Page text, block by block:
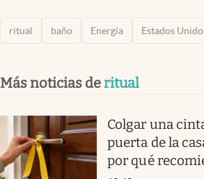
ritual baño Energía Estados
Más noticias deritual
Colgar una
puerta de la
por qué